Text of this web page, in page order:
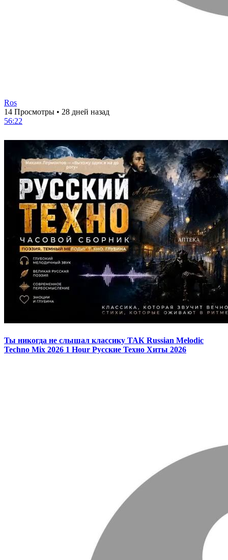
Ros
14 Просмотры • 28 дней назад
56:22
Ты никогда не слышал классику ТАК Russian Melodic
Techno Mix 2026 1 Hour Русские Техно Хиты 2026